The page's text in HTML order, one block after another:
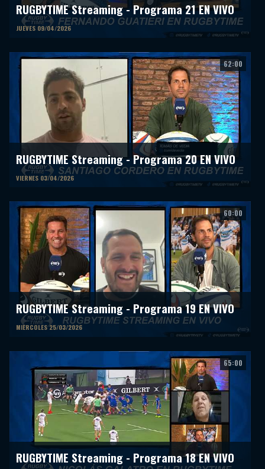
RUGBYTIME Streaming - Programa 21 EN VIVO
JUEVES 09/04/2026
62:00
RUGBYTIME Streaming - Programa 20 EN VIVO
VIERNES 03/04/2026
60:00
RUGBYTIME Streaming - Programa 19 EN VIVO
MIERCOLES 25/03/2026
65:00
RUGBYTIME Streaming - Programa 18 EN VIVO